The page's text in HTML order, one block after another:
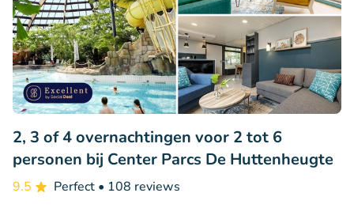
2, 3 of 4 overnachtingen voor 2 tot 6
personen bij Center Parcs De Huttenheugte
9.5 Perfect • 108 reviews